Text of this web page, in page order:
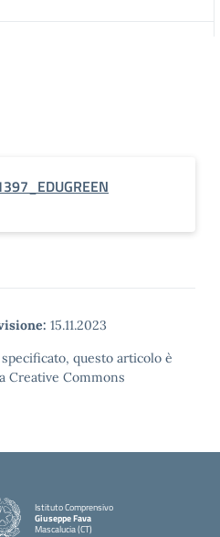
15.11.2023
questo articolo è
Creative Commons
Istituto Comprensivo
Giuseppe Fava
Mascalucia (CT)